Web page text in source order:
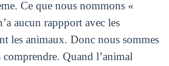
Ce que nous nommons «
aucun rappport avec les
les animaux. Donc nous sommes
Quand l’animal